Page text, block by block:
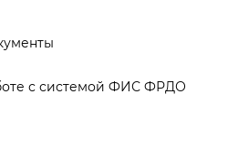
с системой ФИС ФРДО